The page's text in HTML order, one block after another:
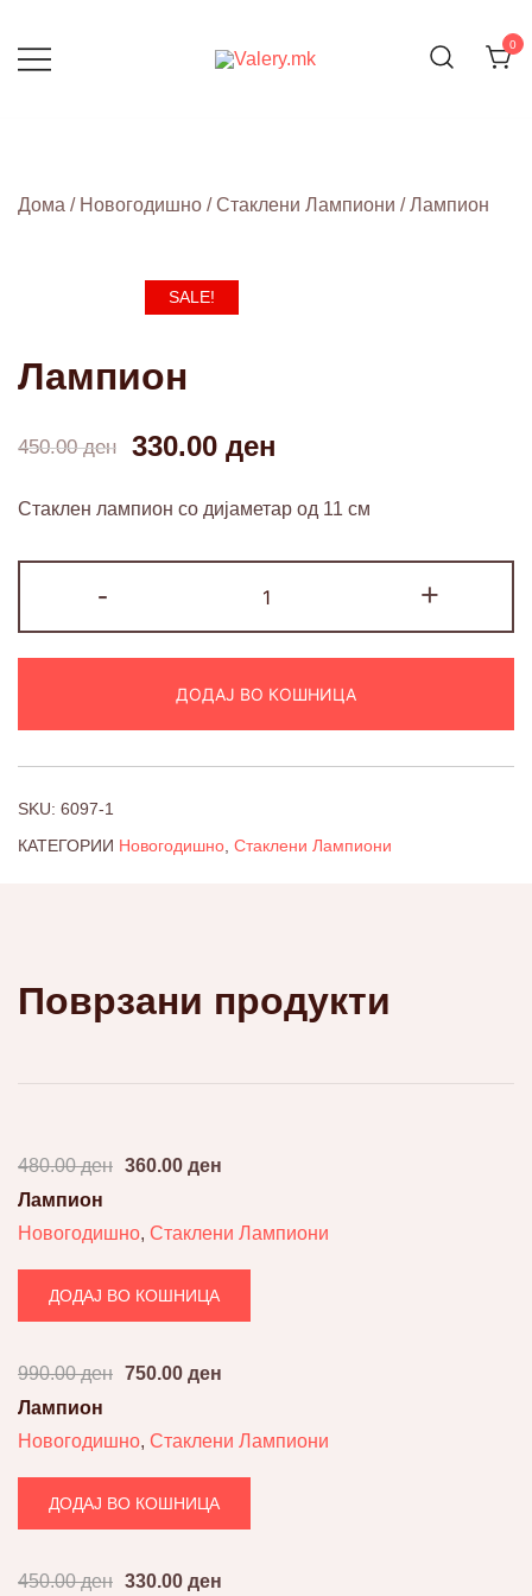
content
0
Дома / Новогодишно /Стаклени Лампиони / Лампион
SALE!
Лампион
450.00ден 330.00 ден
Стаклен лампион со дијаметар од 11 см
-
количина
+
ДОДАЈ ВО КОШНИЦА
SKU: 6097-1
КАТЕГОРИИ Новогодишно Стаклени Лампиони
Поврзани продукти
480.00ден 360.00 ден
Лампион
Новогодишно, Стаклени Лампиони
ДОДАЈ ВО КОШНИЦА
990.00ден 750.00 ден
Лампион
Новогодишно, Стаклени Лампиони
ДОДАЈ ВО КОШНИЦА
450.00ден 330.00 ден